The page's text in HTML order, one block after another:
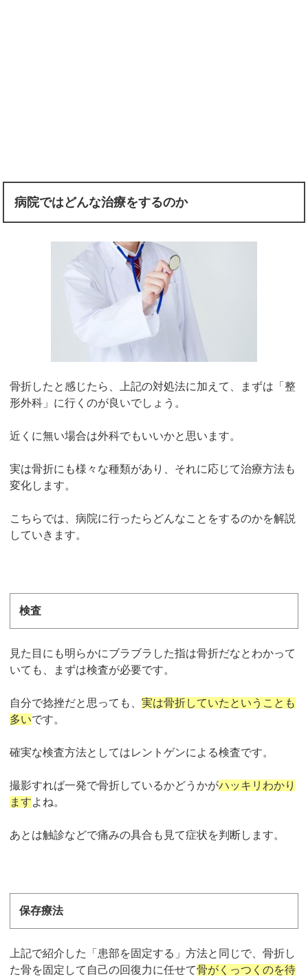
病院ではどんな治療をするのか
骨折したと感じたら、上記の対処法に加えて、まずは「整
形外科」に行くのが良いでしょう 。
近くに無い場合は外科でもいいかと思います。
実は骨折にも様々な種類があり、それに応じて治療方法も
変化します。
こちらでは、病院に行ったらどんなことをするのかを解説
していきます。
検査
見た目にも明らかにブラブラした指は骨折だなとわかって
いても、まずは検査が必要です。
自分で捻挫だと思っても、実は骨折していたということも
多いです。
確実な検査方法としてはレントゲンによる検査です。
撮影すれば一発で骨折しているかどうかがハッキリわかり
ますよね。
あとは触診などで痛みの具合も見て症状を判断します。
保存療法
上記で紹介した「患部を固定する」方法と同じで、骨折し
た骨を固定して自己の回復力に任せて骨がくっつくのを待